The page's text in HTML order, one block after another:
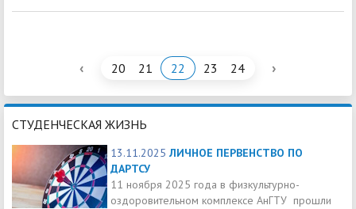
‹ 20 21 22 23 24 ›
СТУДЕНЧЕСКАЯ ЖИЗНЬ
13.11.2025 ЛИЧНОЕ ПЕРВЕНСТВО ПО
ДАРТСУ
11 ноября 2025 года в физкультурно-
оздоровительном комплексе АнГТУ прошли